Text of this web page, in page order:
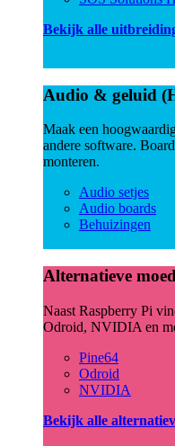
Bekijk alle
Audio & geluid
Maak een
andere software.
monteren.
Audio setjes
Audio boards
Behuizingen
Alternatieve
Naast Raspberry Pi
Odroid, NVIDIA en
Pine64
Odroid
NVIDIA
Bekijk alle